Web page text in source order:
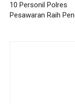
10 Personil Polres
Pesawaran Raih